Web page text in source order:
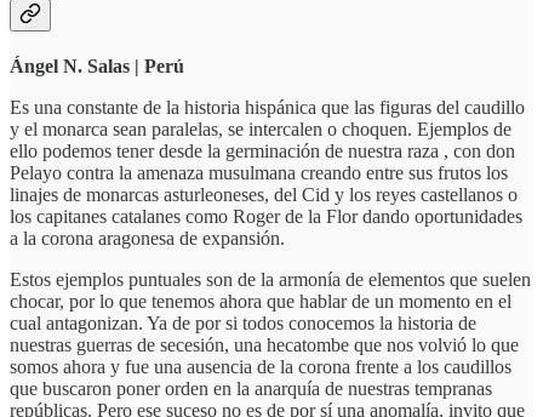
Ángel N. Salas | Perú
Es una constante de la historia hispánica que las figuras del caudillo
y el monarca sean paralelas, se intercalen o choquen. Ejemplos de
ello podemos tener desde la germinación de nuestra raza , con don
Pelayo contra la amenaza musulmana creando entre sus frutos los
linajes de monarcas asturleoneses, del Cid y los reyes castellanos o
los capitanes catalanes como Roger de la Flor dando oportunidades
a la corona aragonesa de expansión.
Estos ejemplos puntuales son de la armonía de elementos que suelen
chocar, por lo que tenemos ahora que hablar de un momento en el
cual antagonizan. Ya de por si todos conocemos la historia de
nuestras guerras de secesión, una hecatombe que nos volvió lo que
somos ahora y fue una ausencia de la corona frente a los caudillos
que buscaron poner orden en la anarquía de nuestras tempranas
repúblicas. Pero ese suceso no es de por sí una anomalía, invito que